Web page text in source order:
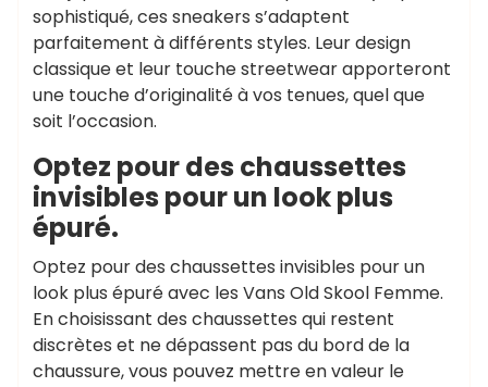
sophistiqué, ces sneakers s’adaptent
parfaitement à différents styles. Leur design
classique et leur touche streetwear apporteront
une touche d’originalité à vos tenues, quel que
soit l’occasion.
Optez pour des chaussettes
invisibles pour un look plus
épuré.
Optez pour des chaussettes invisibles pour un
look plus épuré avec les Vans Old Skool Femme.
En choisissant des chaussettes qui restent
discrètes et ne dépassent pas du bord de la
chaussure, vous pouvez mettre en valeur le